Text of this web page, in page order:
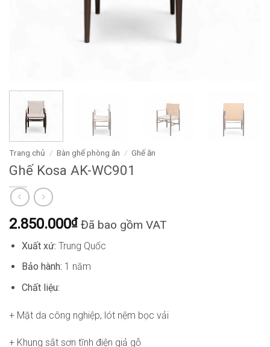
Trang chủ / Bàn ghế phòng ăn / Ghế ăn
Ghế Kosa AK-WC901
2.850.000₫ Đã bao gồm VAT
Xuất xứ: Trung Quốc
Bảo hành: 1 năm
Chất liệu:
+ Mặt da công nghiệp, lót nệm bọc vải
+ Khung sắt sơn tĩnh điện giả gỗ